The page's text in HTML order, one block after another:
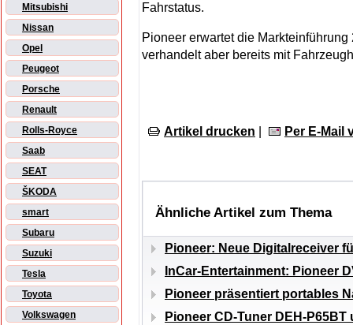
Mitsubishi
Nissan
Opel
Peugeot
Porsche
Renault
Rolls-Royce
Saab
SEAT
ŠKODA
smart
Subaru
Suzuki
Tesla
Toyota
Volkswagen
Fahrstatus.
Pioneer erwartet die
verhandelt aber bereits mit
Artikel drucken Per E-Mail
Ähnliche Artikel zum Thema
Pioneer: Neue Digitalreceiver
InCar-Entertainment: Pioneer
Pioneer präsentiert portables
Pioneer CD-Tuner DEH-